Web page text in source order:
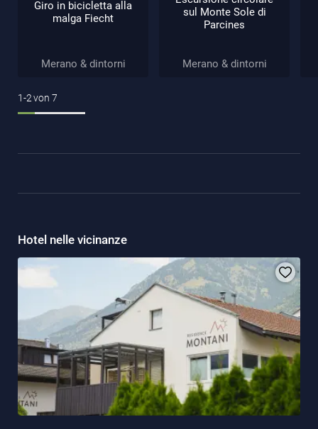
Giro in bicicletta alla
malga Fiecht
Merano & dintorni
sul Monte Sole di
Parcines
Merano & dintorni
1-2von 7
Hotel nelle vicinanze